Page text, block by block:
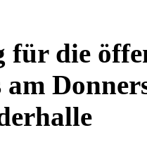
für die
am